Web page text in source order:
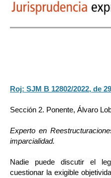
Roj: SJM B 12802/2022, de
Sección 2. Ponente, Álvaro
Experto en
imparcialidad.
Nadie puede discutir el
cuestionar la exigible